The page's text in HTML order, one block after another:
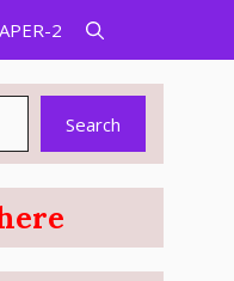
2
Search